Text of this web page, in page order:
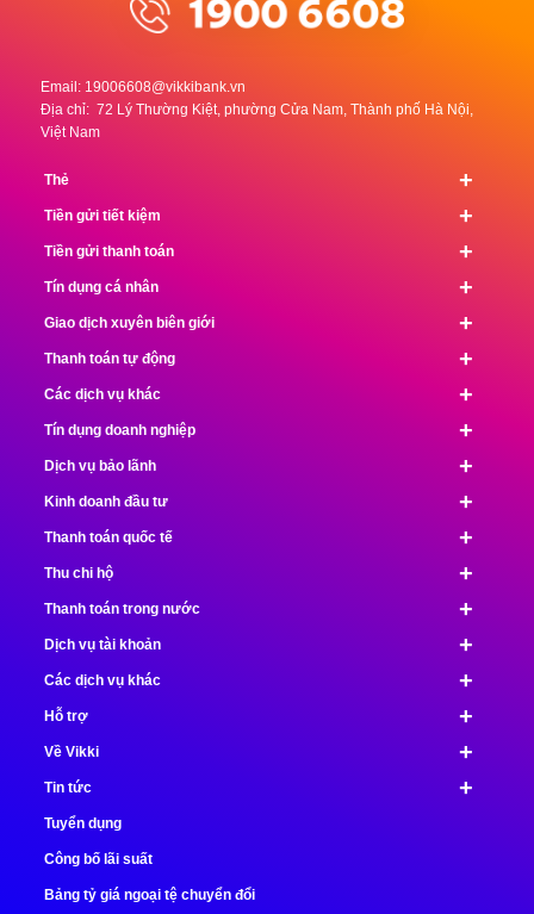
Email: 19006608@vikkibank.vn
Địa chỉ: 72 Lý Thường Kiệt, phường Cửa Nam, Thành phố Hà Nội,
Việt Nam
+
Thẻ
+
Tiền gửi tiết kiệm
+
Tiền gửi thanh toán
+
Tín dụng cá nhân
+
Giao dịch xuyên biên giới
+
Thanh toán tự động
+
Các dịch vụ khác
+
Tín dụng doanh nghiệp
+
Dịch vụ bảo lãnh
+
Kinh doanh đầu tư
+
Thanh toán quốc tế
+
Thu chi hộ
+
Thanh toán trong nước
+
Dịch vụ tài khoản
+
Các dịch vụ khác
+
Hỗ trợ
+
Về Vikki
+
Tin tức
Tuyển dụng
Công bố lãi suất
Bảng tỷ giá ngoại tệ chuyển đổi